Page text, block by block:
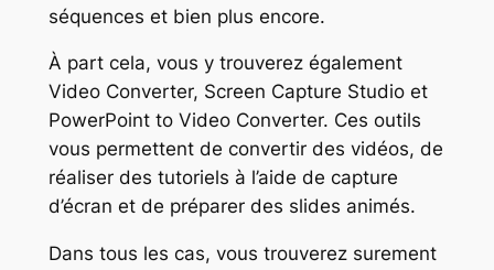
séquences et bien plus encore.
À part cela, vous y trouverez également
Video Converter, Screen Capture Studio et
PowerPoint to Video Converter. Ces outils
vous permettent de convertir des vidéos, de
réaliser des tutoriels à l’aide de capture
d’écran et de préparer des slides animés.
Dans tous les cas, vous trouverez surement